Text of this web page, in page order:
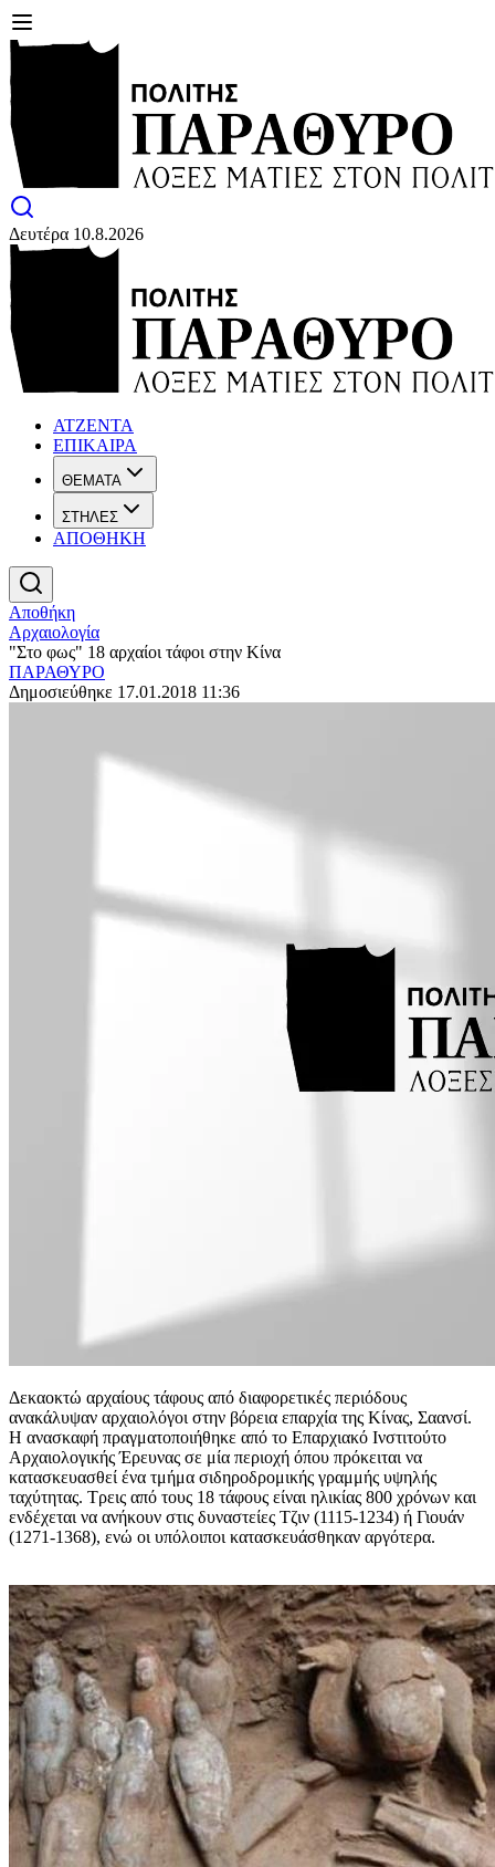
Δευτέρα 10.8.2026
ΑΤΖΕΝΤΑ
ΕΠΙΚΑΙΡΑ
ΘΕΜΑΤΑ
ΣΤΗΛΕΣ
ΑΠΟΘΗΚΗ
Αποθήκη
Αρχαιολογία
"Στο φως" 18 αρχαίοι τάφοι στην Κίνα
ΠΑΡΑΘΥΡΟ
Δημοσιεύθηκε 17.01.2018 11:36
Δεκαοκτώ αρχαίους τάφους από διαφορετικές περιόδους
ανακάλυψαν αρχαιολόγοι στην βόρεια επαρχία της Κίνας, Σαανσί.
Η ανασκαφή πραγματοποιήθηκε από το Επαρχιακό Ινστιτούτο
Αρχαιολογικής Έρευνας σε μία περιοχή όπου πρόκειται να
κατασκευασθεί ένα τμήμα σιδηροδρομικής γραμμής υψηλής
ταχύτητας. Τρεις από τους 18 τάφους είναι ηλικίας 800 χρόνων και
ενδέχεται να ανήκουν στις δυναστείες Τζιν (1115-1234) ή Γιουάν
(1271-1368), ενώ οι υπόλοιποι κατασκευάσθηκαν αργότερα.